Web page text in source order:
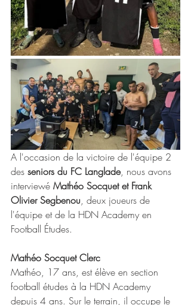
A l'occasion de la victoire de l'équipe 2
des seniors du FC Langlade, nous avons
interviewé Mathéo Socquet et Frank
Olivier Segbenou, deux joueurs de
l'équipe et de la HDN Academy en
Football Études.
Mathéo Socquet Clerc
Mathéo, 17 ans, est élève en section
football études à la HDN Academy
depuis 4 ans. Sur le terrain, il occupe le